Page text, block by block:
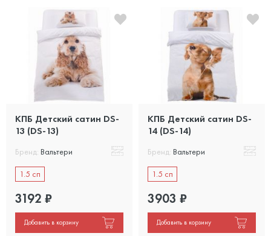
КПБ Детский сатин DS-
13 (DS-13)
Бренд: Вальтери
1.5 сп
3192 ₽
Добавить в корзину
КПБ Детский сатин DS-
14 (DS-14)
Бренд: Вальтери
1.5 сп
3903 ₽
Добавить в корзину